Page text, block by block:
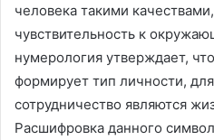
человека такими
чувствительность к
нумерология утверждает,
формирует тип личности,
сотрудничество являются
Расшифровка данного